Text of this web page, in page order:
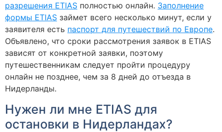
разрешения ETIAS полностью онлайн. Заполнение
формы ETIAS займет всего несколько минут, если у
заявителя есть паспорт для путешествий по Европе.
Объявлено, что сроки рассмотрения заявок в ETIAS
зависят от конкретной заявки, поэтому
путешественникам следует пройти процедуру
онлайн не позднее, чем за 8 дней до отъезда в
Нидерланды.
Нужен ли мне ETIAS для
остановки в Нидерландах?